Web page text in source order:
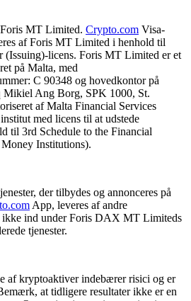
MT Limited. Crypto.com Visa-
af Foris MT Limited i henhold til
(Issuing)-licens. Foris MT Limited er et
på Malta, med
C 90348 og hovedkontor på
Mikiel Ang Borg, SPK 1000, St.
af Malta Financial Services
med licens til at udstede
til 3rd Schedule to the Financial
Institutions).
der tilbydes og annonceres på
App, leveres af andre
ikke ind under Foris DAX MT Limiteds
tjenester.
af kryptoaktiver indebærer risici og er
at tidligere resultater ikke er en